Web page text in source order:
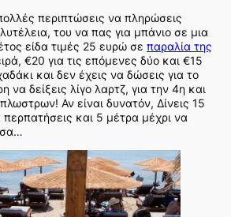
περιπτώσεις να πληρώσεις
του να πας για μπάνιο σε μια
είδα τιμές 25 ευρώ σε παραλία της
€20 για τις επόμενες δύο και €15
και δεν έχεις να δώσεις για το
να δείξεις λίγο λαρτζ, για την 4η και
Αν είναι δυνατόν, Δίνεις 15
και 5 μέτρα μέχρι να